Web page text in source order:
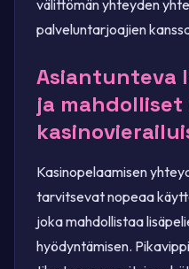
välittömän yhteyden
palveluntarjoajien
Asiantunteva
ja
Kasinopelaamisen
tarvitsevat nopeaa
joka mahdollistaa
hyödyntämisen.